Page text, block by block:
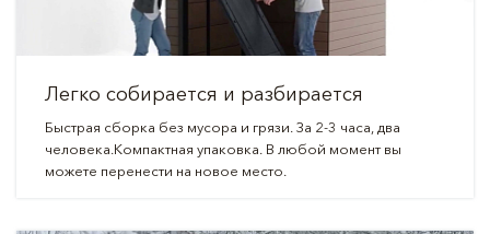
Легко собирается и разбирается
Быстрая сборка без мусора и грязи. За 2-3 часа, два
человека.Компактная упаковка. В любой момент вы
можете перенести на новое место.